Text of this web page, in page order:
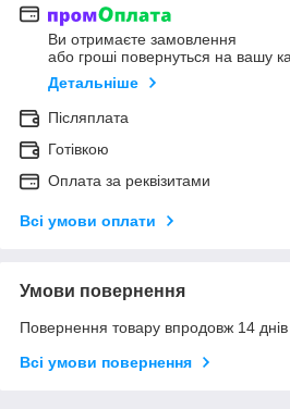
Ви отримаєте замовлення
або гроші повернуться на вашу
Детальніше
Післяплата
Готівкою
Оплата за реквізитами
Всі умови оплати
Умови повернення
Повернення товару впродовж 14
Всі умови повернення